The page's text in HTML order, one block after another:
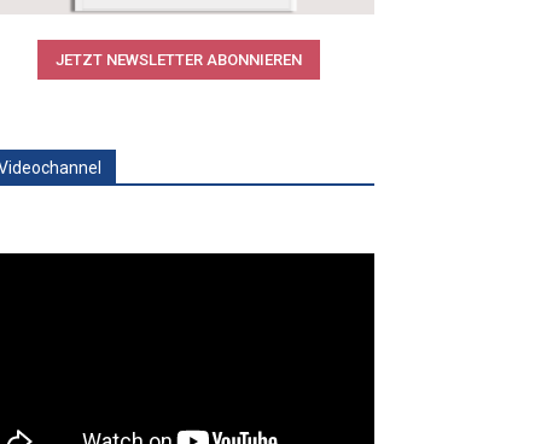
JETZT NEWSLETTER ABONNIEREN